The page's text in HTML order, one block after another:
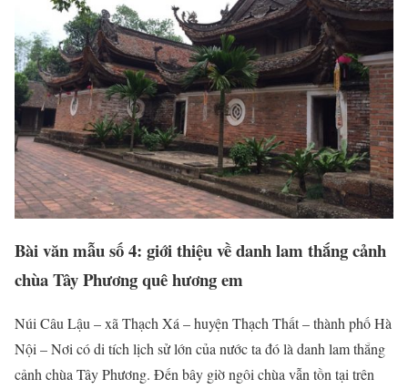
Bài văn mẫu số 4: giới thiệu về danh lam thắng cảnh
chùa Tây Phương quê hương em
Núi Câu Lậu – xã Thạch Xá – huyện Thạch Thất – thành phố Hà
Nội – Nơi có di tích lịch sử lớn của nước ta đó là danh lam thắng
cảnh chùa Tây Phương. Đến bây giờ ngôi chùa vẫn tồn tại trên